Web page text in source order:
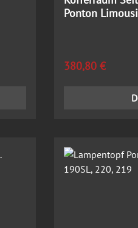
Ponton
Regulärer Preis:
380,80 €